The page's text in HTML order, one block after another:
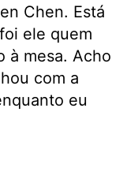
Chen. Está
ele quem
à mesa. Acho
com a
eu